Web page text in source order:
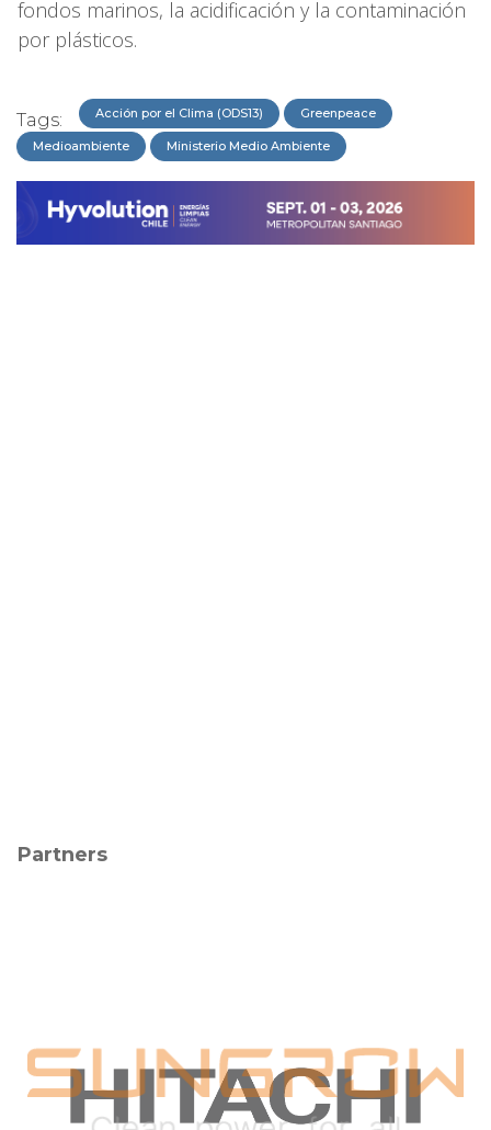
fondos marinos, la acidificación y la contaminación
por plásticos.
Tags: Acción por el Clima (ODS13) Greenpeace
Medioambiente Ministerio Medio Ambiente
Partners